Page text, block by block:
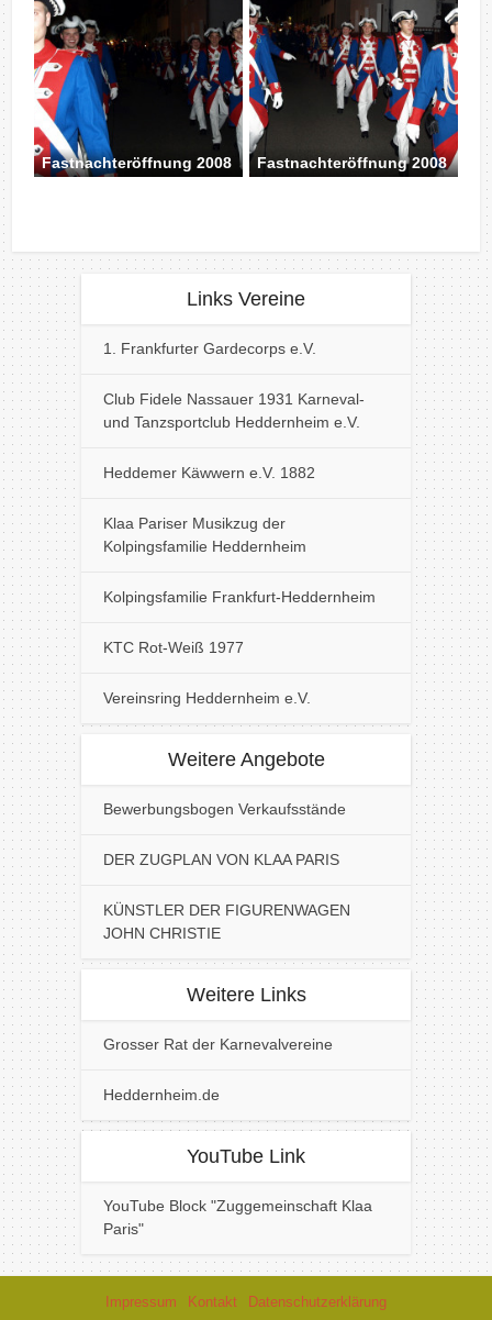
Fastnachteröffnung 2008 Fastnachteröffnung 2008
Links Vereine
1. Frankfurter Gardecorps e.V.
Club Fidele Nassauer 1931 Karneval-
und Tanzsportclub Heddernheim e.V.
Heddemer Käwwern e.V. 1882
Klaa Pariser Musikzug der
Kolpingsfamilie Heddernheim
Kolpingsfamilie Frankfurt-Heddernheim
KTC Rot-Weiß 1977
Vereinsring Heddernheim e.V.
Weitere Angebote
Bewerbungsbogen Verkaufsstände
DER ZUGPLAN VON KLAA PARIS
KÜNSTLER DER FIGURENWAGEN
JOHN CHRISTIE
Weitere Links
Grosser Rat der Karnevalvereine
Heddernheim.de
YouTube Link
YouTube Block "Zuggemeinschaft Klaa
Paris"
Impressum Kontakt Datenschutzerklärung